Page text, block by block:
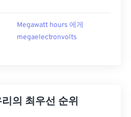
Megawatt hours 에게
megaelectronvolts
의 최우선 순위